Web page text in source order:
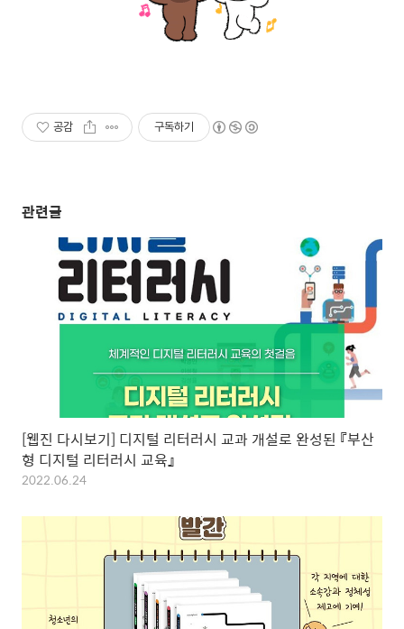
공감 구독하기
관련글
[웹진 다시보기] 디지털 리터러시 교과 개설로 완성된 『부산
형 디지털 리터러시 교육』
2022.06.24